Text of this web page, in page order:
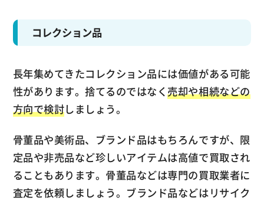
コレクション品
長年集めてきたコレクション品には価値がある可能
性があります。捨てるのではなく売却や相続などの
方向で検討しましょう。
骨董品や美術品、ブランド品はもちろんですが、限
定品や非売品など珍しいアイテムは高値で買取され
ることもあります。骨董品などは専門の買取業者に
査定を依頼しましょう。ブランド品などはリサイク